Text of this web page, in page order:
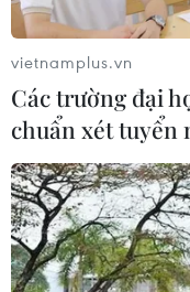
vietnamplus.vn
Các trường đại
chuẩn xét tuyển